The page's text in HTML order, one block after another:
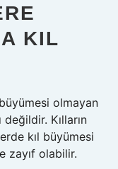
KIL
olmayan
Kılların
kıl büyümesi
zayıf olabilir.